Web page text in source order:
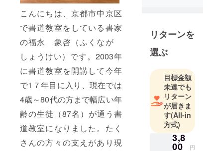
こんにちは、京都市中京区
で書道教室をしている書家
の福永 象啓（ふくなが
しょうけい）です。2003年
に書道教室を開講して今年
で1７年目に入り、現在では
4歳～80代の方まで幅広い年
齢の生徒（87名）が通う書
道教室になりました。たく
さんの方々の支えがあり現
います。
小学生の頃
に「書道の
先生になり
たい！」と
思った夢を
実現するた
めに、書道
系の大学に
進学。書道
リターンを
選ぶ
目標金額
未達でも
リターン
が届きま
す(All-in
方式)
3,8
00 円